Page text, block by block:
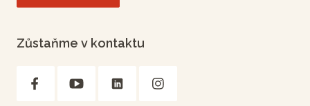
Zůstaňme v kontaktu